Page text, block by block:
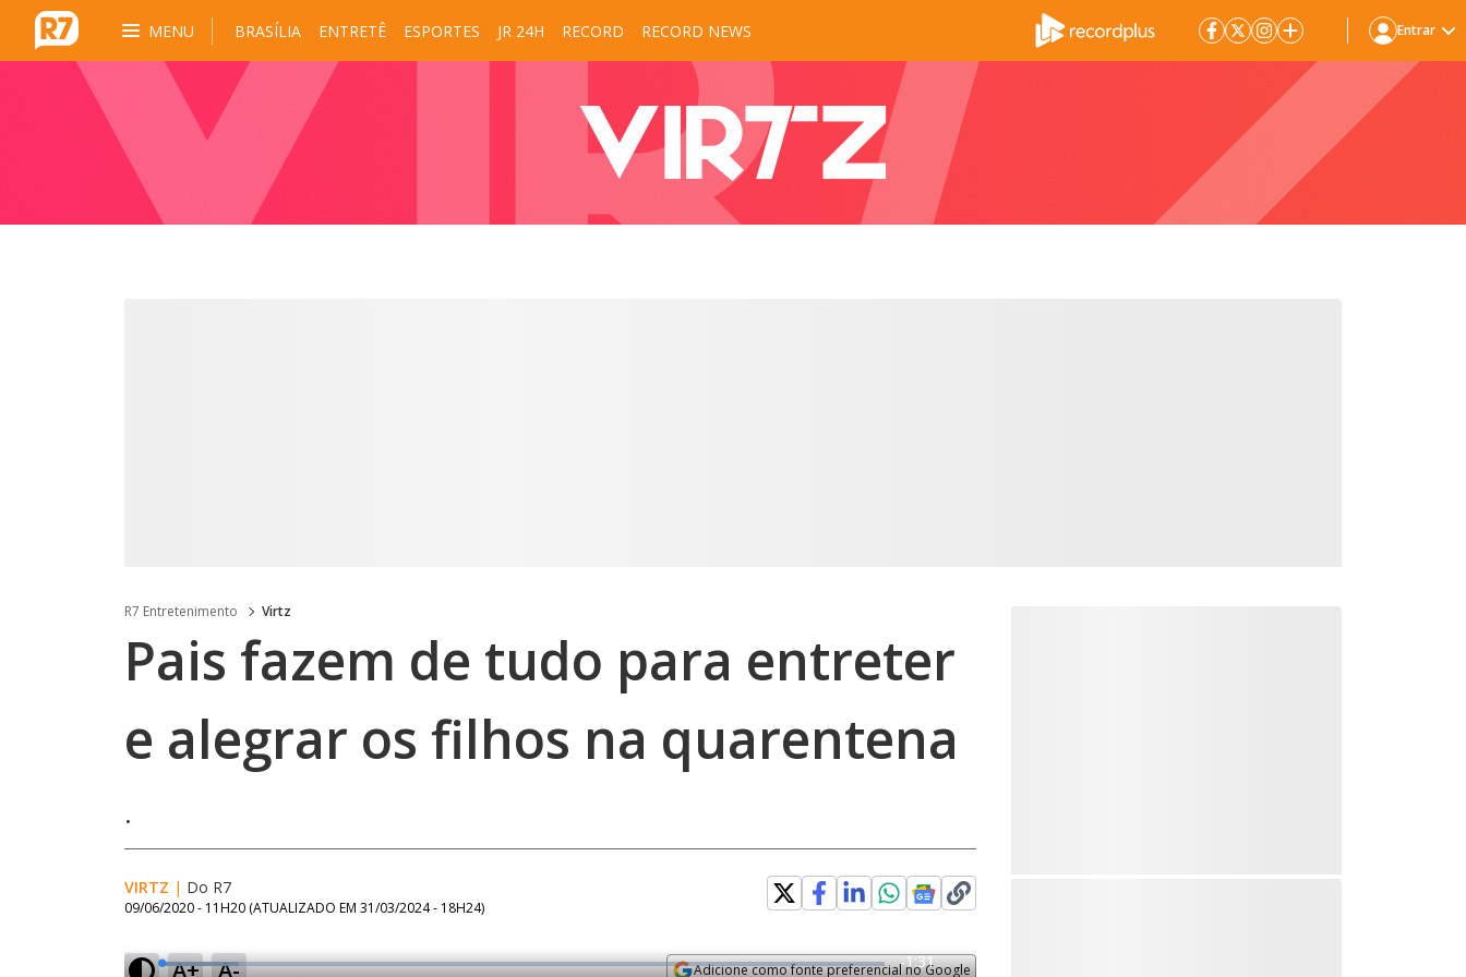
MENU BRASÍLIA ENTRETÊ ESPORTES JR 24H RECORD RECORD NEWS Entrar
R7 Entretenimento Virtz
Pais fazem de tudo para entreter
e alegrar os filhos na quarentena
.
VIRTZ | Do R7
09/06/2020 - 11H20 (ATUALIZADO EM 31/03/2024 - 18H24)
A+ A- Adicione como fonte preferencial no Google
L
R
-1:31